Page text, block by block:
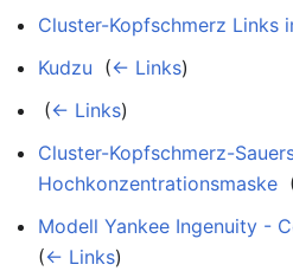
Cluster-Kopfschmerz Links
Kudzu (← Links)
(← Links)
Cluster-Kopfschmerz-
Hochkonzentrationsmaske
Modell Yankee Ingenuity -
(← Links)